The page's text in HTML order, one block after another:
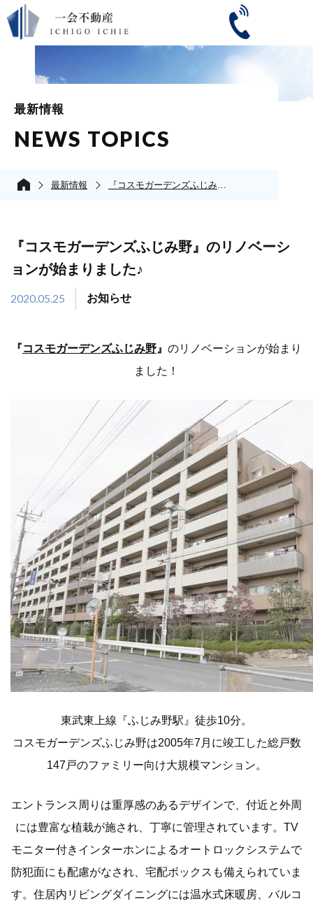
最新情報
NEWS TOPICS
最新情報 『コスモガーデンズふじみ野』のリノベーションが始まりました♪
『コスモガーデンズふじみ野』のリノベーシ
ョンが始まりました♪
2020.05.25 お知らせ
『コスモガーデンズふじみ野 』 のリノベーションが始まり
ました！
東武東上線『ふじみ野駅』徒歩10分。
コスモガーデンズふじみ野は2005年7月に竣工した総戸数
147戸のファミリー向け大規模マンション。
エントランス周りは重厚感のあるデザインで、付近と外周
には豊富な植栽が施され、丁寧に管理されています。TV
モニター付きインターホンによるオートロックシステムで
防犯面にも配慮がなされ、宅配ボックスも備えられていま
す。住居内リビングダイニングには温水式床暖房、バルコ